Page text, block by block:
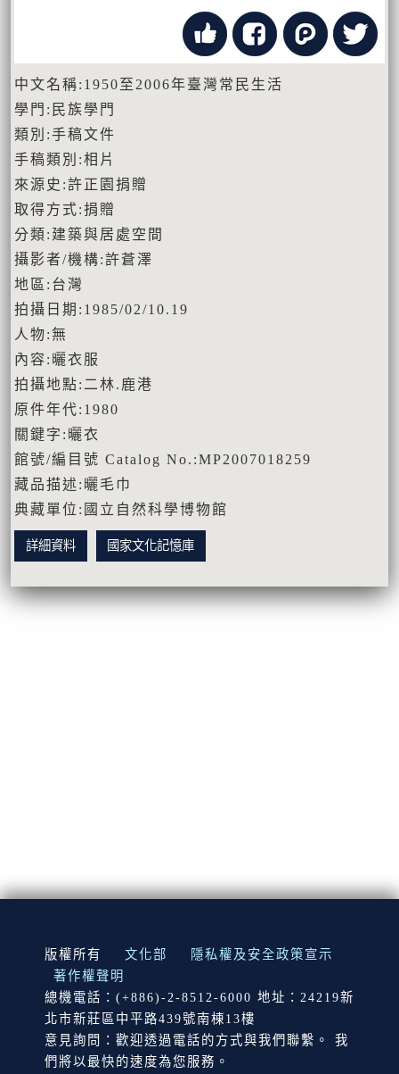
中文名稱:1950至2006年臺灣常民生活
學門:民族學門
類別:手稿文件
手稿類別:相片
來源史:許正園捐贈
取得方式:捐贈
分類:建築與居處空間
攝影者/機構:許蒼澤
地區:台灣
拍攝日期:1985/02/10.19
人物:無
內容:曬衣服
拍攝地點:二林.鹿港
原件年代:1980
關鍵字:曬衣
館號/編目號 Catalog No.:MP2007018259
藏品描述:曬毛巾
典藏單位:國立自然科學博物館
詳細資料 國家文化記憶庫
:::
版權所有 文化部
隱私權及安全政策宣示
著作權聲明
總機電話：(+886)-2-8512-6000 地址：24219新
北市新莊區中平路439號南棟13樓
意見詢問：歡迎透過電話的方式與我們聯繫。 我
們將以最快的速度為您服務。